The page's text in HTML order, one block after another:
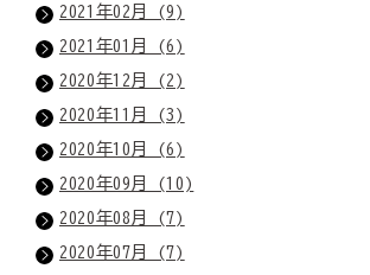
2021年02月 (9)
2021年01月 (6)
2020年12月 (2)
2020年11月 (3)
2020年10月 (6)
2020年09月 (10)
2020年08月 (7)
2020年07月 (7)